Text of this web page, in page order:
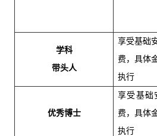
学科
带头人
享受基础
费，具体
执行
优秀博士
享受基础
费，具体
执行